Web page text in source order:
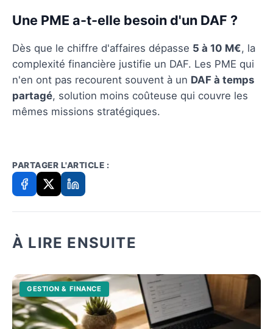
Une PME a-t-elle besoin d'un DAF ?
Dès que le chiffre d'affaires dépasse 5 à 10 M€, la
complexité financière justifie un DAF. Les PME qui
n'en ont pas recourent souvent à un DAF à temps
partagé, solution moins coûteuse qui couvre les
mêmes missions stratégiques.
PARTAGER L'ARTICLE :
À LIRE ENSUITE
GESTION & FINANCE